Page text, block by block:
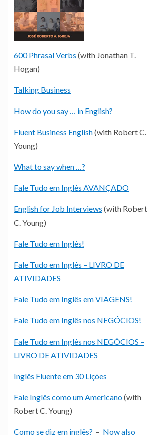
600 Phrasal Verbs (with Jonathan T.
Hogan)
Talking Business
How do you say … in English?
Fluent Business English(with Robert C.
Young)
What to say when …?
Fale Tudo em Inglês AVANÇADO
English for Job Interviews (with Robert
C. Young)
Fale Tudo em Inglês!
Fale Tudo em Inglês – LIVRO DE
ATIVIDADES
Fale Tudo em Inglês em VIAGENS!
Fale Tudo em Inglês nos NEGÓCIOS!
Fale Tudo em Inglês nos NEGÓCIOS –
LIVRO DE ATIVIDADES
Inglês Fluente em 30 Lições
Fale Inglês como um Americano(with
Robert C. Young)
Como se diz em inglês? – Now also